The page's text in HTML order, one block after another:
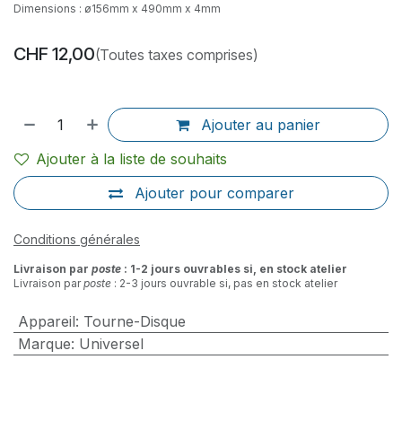
Dimensions : ø156mm x 490mm x 4mm
CHF 12,00(Toutes taxes comprises)
Ajouter au panier
Ajouter pour comparer
Ajouter à la liste de souhaits
Conditions générales
Livraison par poste : 1-2 jours ouvrables si, en stock atelier
Livraison parposte : 2-3 jours ouvrable si, pas en stock atelier
Appareil: Tourne-Disque
Marque: Universel